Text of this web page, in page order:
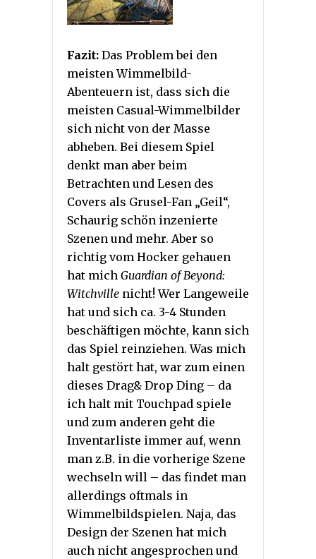
Fazit: Das Problem bei den
meisten Wimmelbild-
Abenteuern ist, dass sich die
meisten Casual-Wimmelbilder
sich nicht von der Masse
abheben. Bei diesem Spiel
denkt man aber beim
Betrachten und Lesen des
Covers als Grusel-Fan „Geil“,
Schaurig schön inzenierte
Szenen und mehr. Aber so
richtig vom Hocker gehauen
hat mich Guardian of Beyond:
Witchville nicht! Wer Langeweile
hat und sich ca. 3-4 Stunden
beschäftigen möchte, kann sich
das Spiel reinziehen. Was mich
halt gestört hat, war zum einen
dieses Drag& Drop Ding – da
ich halt mit Touchpad spiele
und zum anderen geht die
Inventarliste immer auf, wenn
man z.B. in die vorherige Szene
wechseln will – das findet man
allerdings oftmals in
Wimmelbildspielen. Naja, das
Design der Szenen hat mich
auch nicht angesprochen und